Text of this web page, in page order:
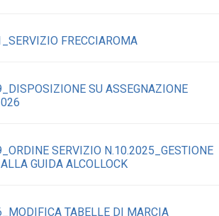
FRECCIAROMA
SU ASSEGNAZIONE
SERVIZIO N.10.2025_GESTIONE
GUIDA ALCOLLOCK
TABELLE DI MARCIA